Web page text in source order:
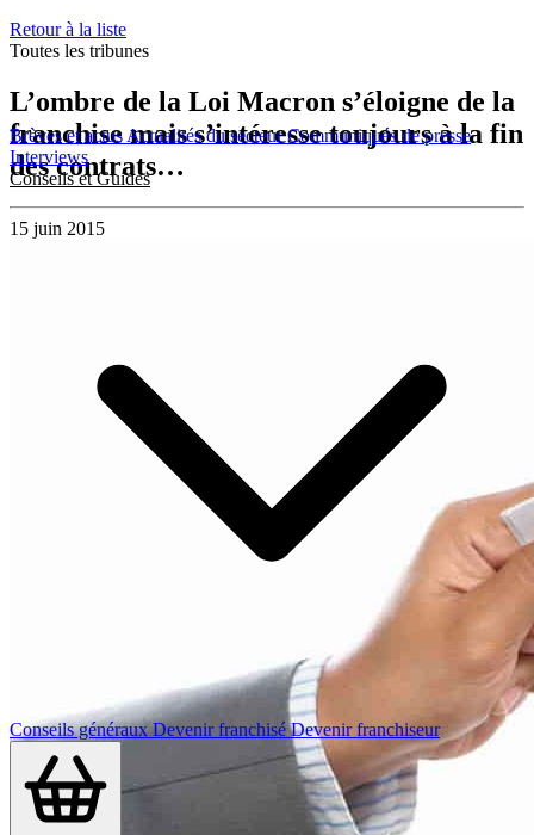
Brèves et actus Actualités du secteurCommuniqués de presse
Interviews
Conseils et Guides
Conseils générauxDevenir franchiséDevenir franchiseur
Retour à la liste
Toutes les tribunes
L’ombre de la Loi Macron s’éloigne de la
franchise mais s’intéresse toujours à la fin
des contrats…
15 juin 2015